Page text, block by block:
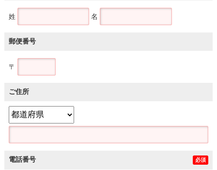
姓 名
郵便番号
〒
ご住所
電話番号 必須